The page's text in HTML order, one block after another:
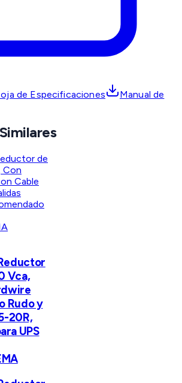
de Especificaciones
Manual de
Vca,
Rudo y
20R,
UPS